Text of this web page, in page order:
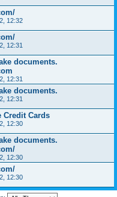
12:32
12:31
documents.
12:31
documents.
12:31
Credit Cards
12:30
documents.
12:30
12:30